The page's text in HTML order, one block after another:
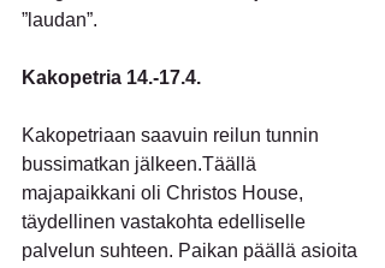
”laudan”.
Kakopetria 14.-17.4.
Kakopetriaan saavuin reilun tunnin
bussimatkan jälkeen.Täällä
majapaikkani oli Christos House,
täydellinen vastakohta edelliselle
palvelun suhteen. Paikan päällä asioita